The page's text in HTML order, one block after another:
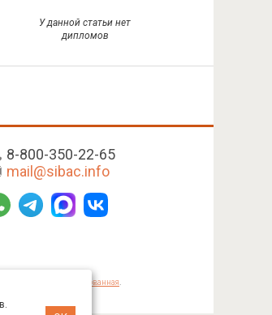
У данной статьи нет
дипломов
8-800-350-22-65
mail@sibac.info
4.0 Непортированная